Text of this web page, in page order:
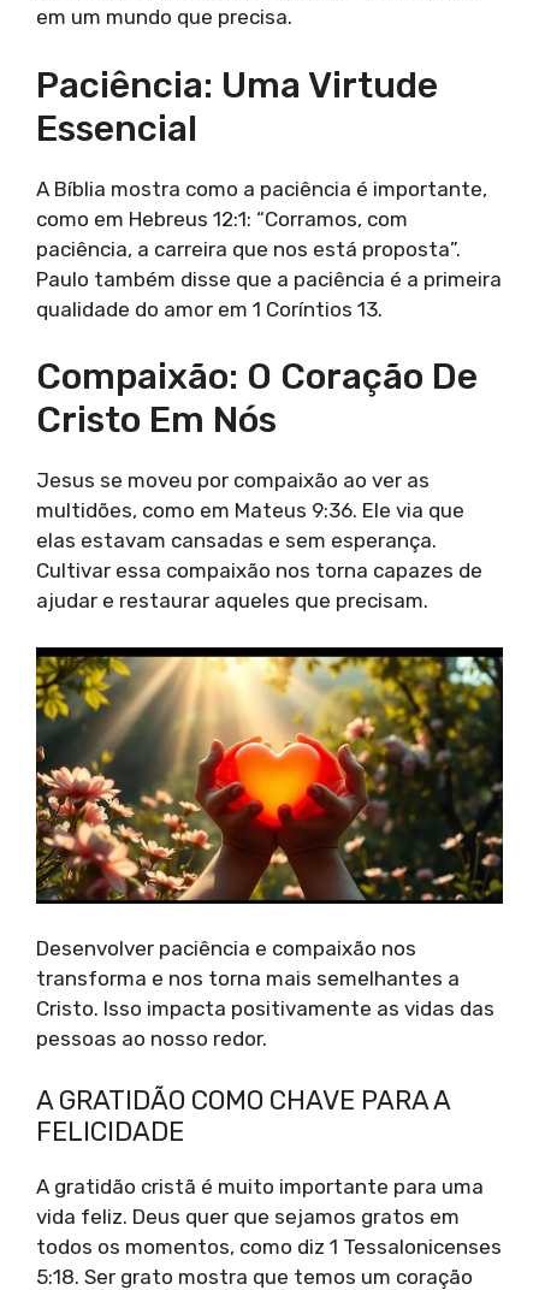
em um mundo que precisa.
Paciência: Uma Virtude
Essencial
A Bíblia mostra como a paciência é importante,
como em Hebreus 12:1: “Corramos, com
paciência, a carreira que nos está proposta”.
Paulo também disse que a paciência é a primeira
qualidade do amor em 1 Coríntios 13.
Compaixão: O Coração De
Cristo Em Nós
Jesus se moveu por compaixão ao ver as
multidões, como em Mateus 9:36. Ele via que
elas estavam cansadas e sem esperança.
Cultivar essa compaixão nos torna capazes de
ajudar e restaurar aqueles que precisam.
Desenvolver paciência e compaixão nos
transforma e nos torna mais semelhantes a
Cristo. Isso impacta positivamente as vidas das
pessoas ao nosso redor.
A GRATIDÃO COMO CHAVE PARA A
FELICIDADE
A gratidão cristã é muito importante para uma
vida feliz. Deus quer que sejamos gratos em
todos os momentos, como diz 1 Tessalonicenses
5:18. Ser grato mostra que temos um coração